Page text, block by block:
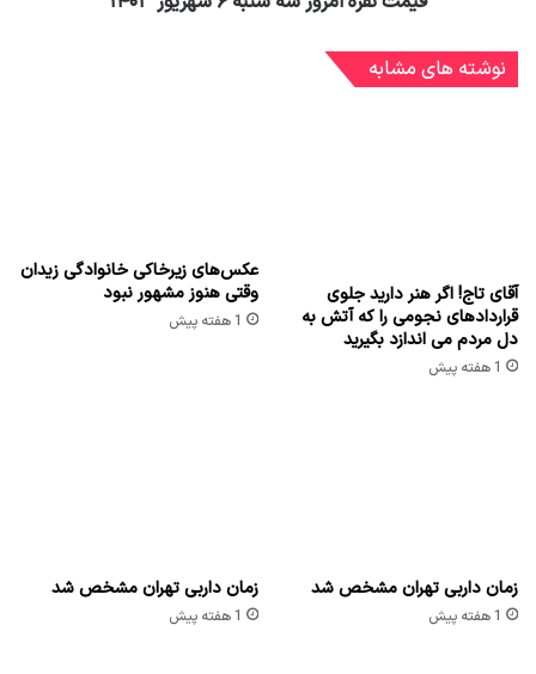
نوشته های مشابه
آقای تاج! اگر هنر دارید جلوی
قراردادهای نجومی را که آتش به
دل مردم می اندازد بگیرید
1 هفته پیش
عکس‌های زیرخاکی خانوادگی زیدان
وقتی هنوز مشهور نبود
1 هفته پیش
زمان داربی تهران مشخص شد
1 هفته پیش
زمان داربی تهران مشخص شد
1 هفته پیش